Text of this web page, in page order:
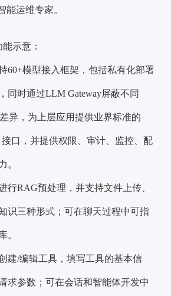
能运维专家。
示意：
60+模型接入框架，包括私有化部署
同时通过LLM Gateway屏蔽不同
异，为上层应用提供业界标准的
口，并提供权限、审计、监控、配
。
行RAG预处理，并支持文件上传、
识三种形式；可在聊天过程中可指
。
建/编辑工具，填写工具的基本信
求参数；可在会话和智能体开发中